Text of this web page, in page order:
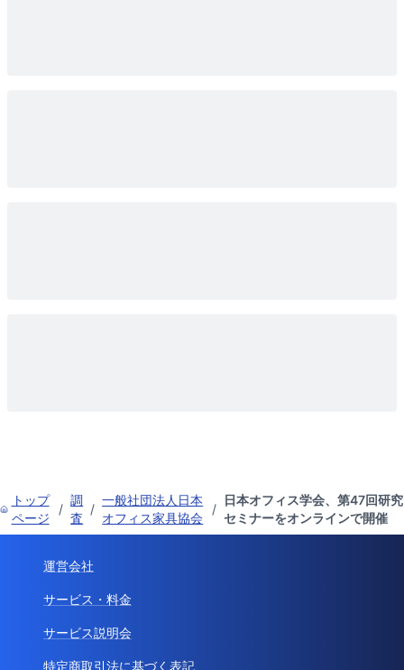
トップ
ページ
/
調
査
/
一般社団法人日本
オフィス家具協会
/
日本オフィス学会、第47回研究
セミナーをオンラインで開催
運営会社
サービス・料金
サービス説明会
特定商取引法に基づく表記